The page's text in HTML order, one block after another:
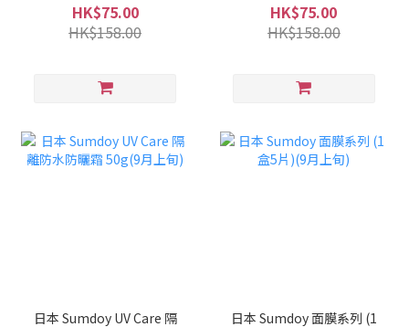
HK$75.00
HK$158.00
HK$75.00
HK$158.00
日本 Sumdoy UV Care 隔
日本 Sumdoy 面膜系列 (1